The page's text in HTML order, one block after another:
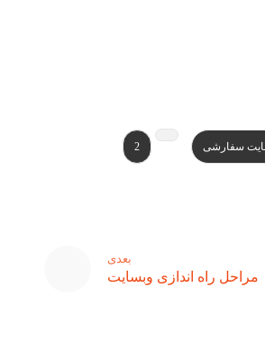
سفارشی 2
بعدی
مراحل راه اندازی وبسایت